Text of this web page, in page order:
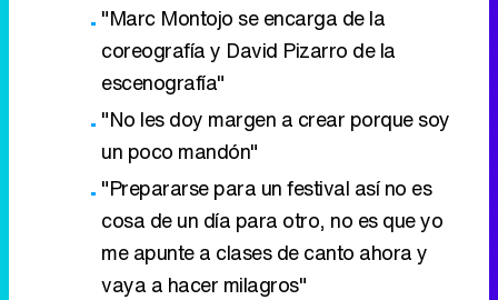
"Marc Montojo se encarga de la
coreografía y David Pizarro de la
escenografía"
"No les doy margen a crear porque soy
un poco mandón"
"Prepararse para un festival así no es
cosa de un día para otro, no es que yo
me apunte a clases de canto ahora y
vaya a hacer milagros"